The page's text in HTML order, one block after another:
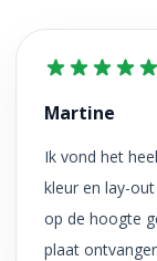
Martine
Ik vond het
kleur en lay-
op de hoogte
plaat